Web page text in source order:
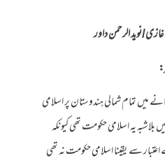
نوید الرحمن داور
تمام شمالی ہندوستان پر اسلامی
یہ اسلامی حکومت تھی کیونکہ
سے یقینا اسلامی حکومت نہ تھی